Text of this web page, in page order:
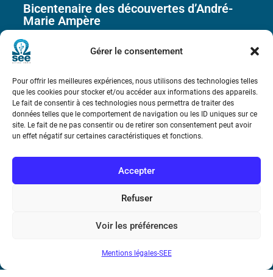
Gérer le consentement
Pour offrir les meilleures expériences, nous utilisons des technologies telles
que les cookies pour stocker et/ou accéder aux informations des appareils.
Le fait de consentir à ces technologies nous permettra de traiter des
données telles que le comportement de navigation ou les ID uniques sur ce
site. Le fait de ne pas consentir ou de retirer son consentement peut avoir
un effet négatif sur certaines caractéristiques et fonctions.
Accepter
Refuser
Voir les préférences
Mentions légales-SEE
Bicentenaire des découvertes d’André-
Marie Ampère
Conditions Générales de Vente
Mentions légales
Contact